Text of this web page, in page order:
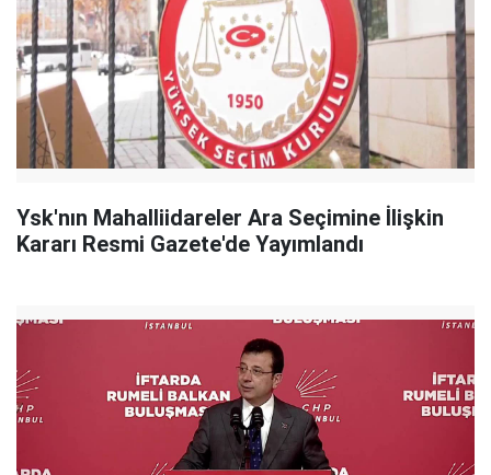
Ysk'nın Mahalliidareler Ara Seçimine İlişkin
Kararı Resmi Gazete'de Yayımlandı